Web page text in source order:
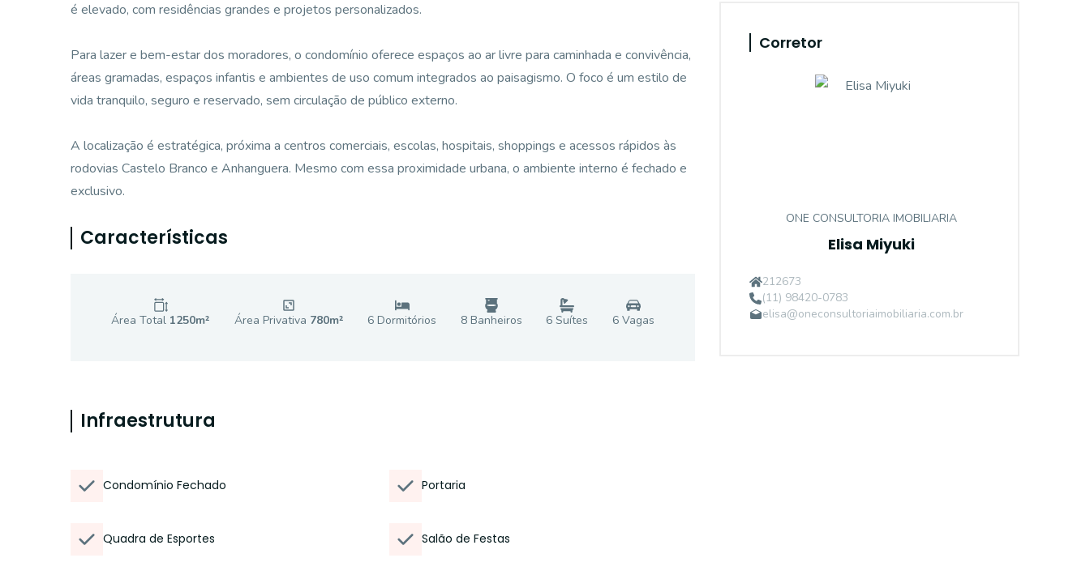
é elevado, com residências grandes e projetos personalizados.
Para lazer e bem-estar dos moradores, o condomínio oferece espaços ao ar livre para caminhada e convivência,
áreas gramadas, espaços infantis e ambientes de uso comum integrados ao paisagismo. O foco é um estilo de
vida tranquilo, seguro e reservado, sem circulação de público externo.
A localização é estratégica, próxima a centros comerciais, escolas, hospitais, shoppings e acessos rápidos às
rodovias Castelo Branco e Anhanguera. Mesmo com essa proximidade urbana, o ambiente interno é fechado e
exclusivo.
Características
Área Total 1250m² Área Privativa 780m² 6 Dormitórios 8Banheiros 6 Suítes 6Vagas
Infraestrutura
Condomínio Fechado Portaria
Quadra de Esportes Salão de Festas
Corretor
ONE CONSULTORIA IMOBILIARIA
Elisa Miyuki
212673
(11) 98420-0783
elisa@oneconsultoriaimobiliaria.com.br